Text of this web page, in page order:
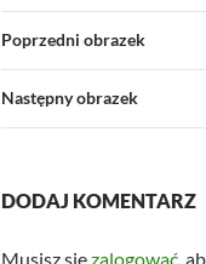
Poprzedni obrazek
Następny obrazek
DODAJ KOMENTARZ
Musisz sięzalogować,